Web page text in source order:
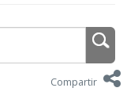
Compartir